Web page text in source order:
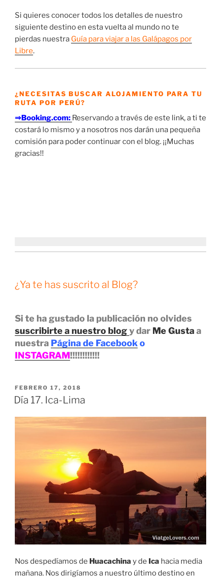
Si quieres conocer todos los detalles de nuestro
siguiente destino en esta vuelta al mundo no te
pierdas nuestra Guía para viajar a las Galápagos por
Libre.
¿NECESITAS BUSCAR ALOJAMIENTO PARA TU
RUTA POR PERÚ?
⇒Booking.com: Reservando a través de este link, a ti te
costará lo mismo y a nosotros nos darán una pequeña
comisión para poder continuar con el blog. ¡¡Muchas
gracias!!
¿Ya te has suscrito al Blog?
Si te ha gustado la publicación no olvides
suscribirte a nuestro blogy dar Me Gustaa
nuestra Página de Facebooko
INSTAGRAM!!!!!!!!!!!!
PUBLICADO
EL
FEBRERO 17, 2018
Día 17. Ica-Lima
Nos despedíamos de Huacachina y de Ica hacia media
mañana. Nos dirigíamos a nuestro último destino en